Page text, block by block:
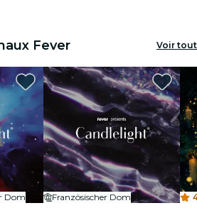
Fever Voir tout
Dom
Französischer Dom